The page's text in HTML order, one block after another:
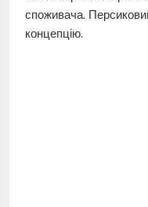
споживача.
концепцію.